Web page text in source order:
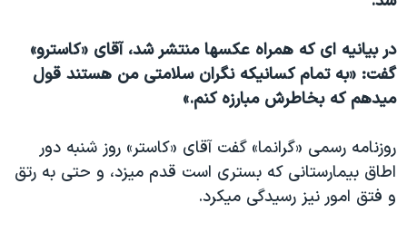
جستجو
ویدیوها
فرهنگ و زندگی
حقوق شهروندی
اقتصادی
علم و فناوری
بایگانی برنامه‌های تلویزیونی
مستندها
انتخابات ریاست جمهوری آمریکا ۲۰۲۴
حمله جمهوری اسلامی به اسرائیل
رمز مهسا
دنبال کنید
زبانهای مختلف
در بيانيه ای که همراه عکسها منتشر شد، آقای «کاسترو»
گفت: «به تمام کسانيکه نگران سلامتی من هستند قول
ميدهم که بخاطرش مبارزه کنم.»
روزنامه رسمی «گرانما» گفت آقای «کاستر» روز شنبه دور
اطاق بيمارستانی که بستری است قدم ميزد، و حتی به رتق
و فتق امور نيز رسيدگی ميکرد.